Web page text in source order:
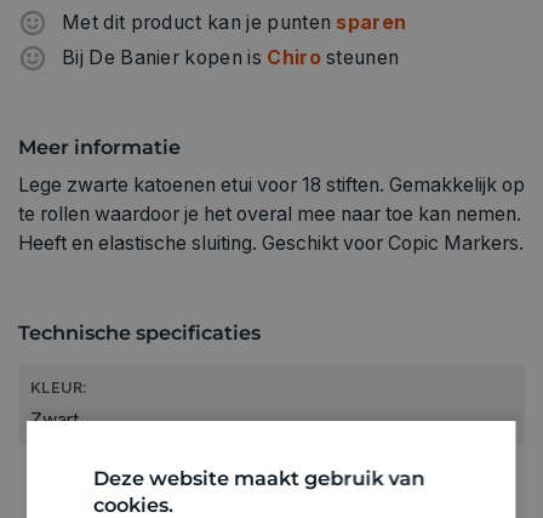
Met dit product kan je punten sparen
Bij De Banier kopen is Chirosteunen
Meer informatie
Lege zwarte katoenen etui voor 18 stiften. Gemakkelijk op
te rollen waardoor je het overal mee naar toe kan nemen.
Heeft en elastische sluiting. Geschikt voor Copic Markers.
Technische specificaties
KLEUR:
Zwart
RUBRIEK:
Algemene benodigdheden
Deze website maakt gebruik van
cookies.